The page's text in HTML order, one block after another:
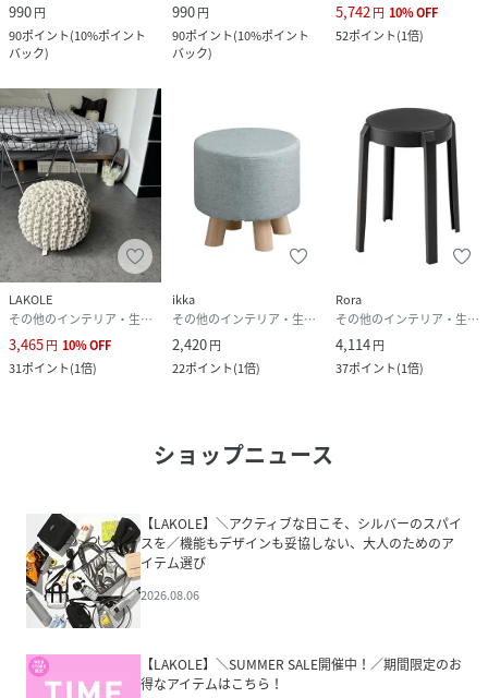
990円
90ポイント(10%ポイント
バック)
990円
90ポイント(10%ポイント
バック)
5,742円 10%OFF
52ポイント(1倍)
LAKOLE
その他のインテリア・生活雑貨
3,465円 10%OFF
31ポイント(1倍)
ikka
その他のインテリア・生活雑貨
2,420円
22ポイント(1倍)
Rora
その他のインテリア・生活雑貨
4,114円
37ポイント(1倍)
ショップニュース
【LAKOLE】＼アクティブな日こそ、シルバーのスパイ
スを／機能もデザインも妥協しない、大人のためのア
イテム選び
2026.08.06
【LAKOLE】＼SUMMER SALE開催中！／期間限定のお
得なアイテムはこちら！